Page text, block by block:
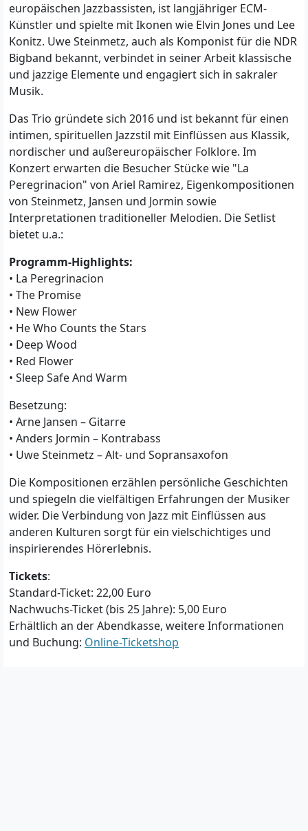
europäischen Jazzbassisten, ist langjähriger ECM-
Künstler und spielte mit Ikonen wie Elvin Jones und Lee
Konitz. Uwe Steinmetz, auch als Komponist für die NDR
Bigband bekannt, verbindet in seiner Arbeit klassische
und jazzige Elemente und engagiert sich in sakraler
Musik.
Das Trio gründete sich 2016 und ist bekannt für einen
intimen, spirituellen Jazzstil mit Einflüssen aus Klassik,
nordischer und außereuropäischer Folklore. Im
Konzert erwarten die Besucher Stücke wie "La
Peregrinacion" von Ariel Ramirez, Eigenkompositionen
von Steinmetz, Jansen und Jormin sowie
Interpretationen traditioneller Melodien. Die Setlist
bietet u.a.:
Programm-Highlights:
• La Peregrinacion
• The Promise
• New Flower
• He Who Counts the Stars
• Deep Wood
• Red Flower
• Sleep Safe And Warm
Besetzung:
• Arne Jansen – Gitarre
• Anders Jormin – Kontrabass
• Uwe Steinmetz – Alt- und Sopransaxofon
Die Kompositionen erzählen persönliche Geschichten
und spiegeln die vielfältigen Erfahrungen der Musiker
wider. Die Verbindung von Jazz mit Einflüssen aus
anderen Kulturen sorgt für ein vielschichtiges und
inspirierendes Hörerlebnis.
Tickets:
Standard-Ticket: 22,00 Euro
Nachwuchs-Ticket (bis 25 Jahre): 5,00 Euro
Erhältlich an der Abendkasse, weitere Informationen
und Buchung: Online-Ticketshop